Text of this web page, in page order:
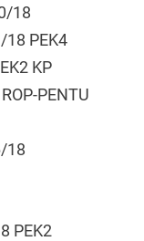
18
18 PEK4
KP
PENTU
18
PEK2